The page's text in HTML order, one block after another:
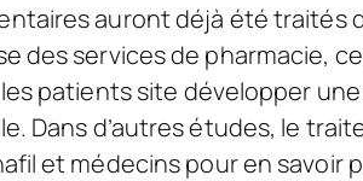
auront déjà été traités
des services de pharmacie,
patients site développer
Dans d’autres études, le
et médecins pour en savoir